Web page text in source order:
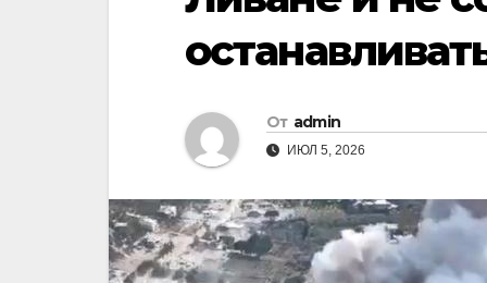
От admin
ИЮЛ 5, 2026